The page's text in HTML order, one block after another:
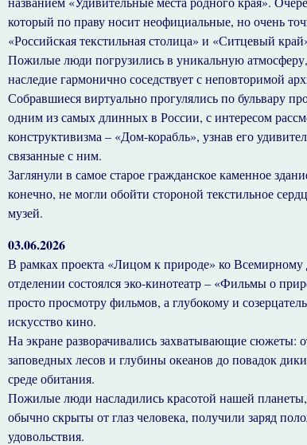
который по праву носит неофициальные, но очень
«Российская текстильная столица» и «Ситцевый
Пожилые люди погрузились в уникальную
наследие гармонично соседствует с неповторимой
Собравшиеся виртуально прогулялись по бульвару
одним из самых длинных в России, с интересом
конструктивизма – «Дом-корабль», узнав его
связанные с ним.
Заглянули в самое старое гражданское каменное
конечно, не могли обойти стороной текстильное
музей.
03.06.2026
В рамках проекта «Лицом к природе» ко
отделении состоялся эко-кинотеатр – «Фильмы о
просто просмотру фильмов, а глубокому и
искусство кино.
На экране разворачивались захватывающие сюжеты:
заповедных лесов и глубины океанов до повадок
среде обитания.
Пожилые люди насладились красотой нашей
обычно скрыты от глаз человека, получили заряд
удовольствия.